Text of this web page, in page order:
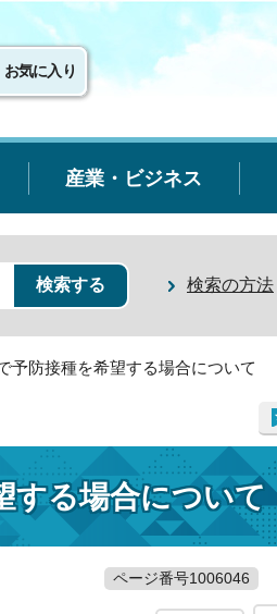
お気に入り
産業・ビジネス
検索の方法
予防接種を希望する場合について
する場合について
ページ番号1006046